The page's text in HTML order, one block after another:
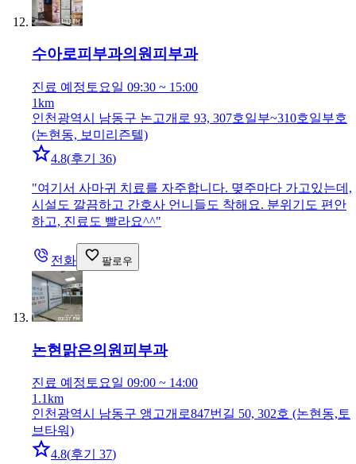
수아로피부과의원피부과
진료 예정 토요일 09:30 ~ 15:00
1km
인천광역시 남동구 논고개로 93, 307호일부~310호일부호
(논현동, 보미리즌텔)
4.8(후기 36)
"여기서 사마귀 치료를 자주합니다. 몆주마다 가고있는데,
시설도 깔끔하고 간호사 언니들도 착해요. 분위기도 편안
하고, 진료도 빨라요^^"
전화 팔로우
논현맑은의원 피부과
진료 예정 토요일 09:00 ~ 14:00
1.1km
인천광역시 남동구 앵고개로847번길 50, 302호 (논현동,토
브타워)
4.8(후기 37)